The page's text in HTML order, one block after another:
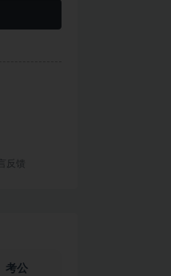
反馈
考公